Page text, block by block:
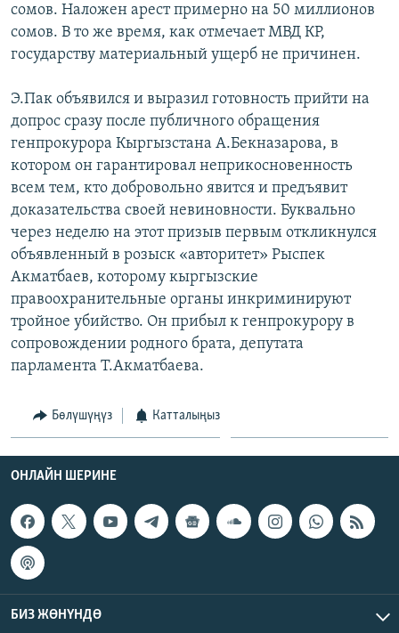
сомов. Наложен арест примерно на 50 миллионов
сомов. В то же время, как отмечает МВД КР,
государству материальный ущерб не причинен.
Э.Пак объявился и выразил готовность прийти на
допрос сразу после публичного обращения
генпрокурора Кыргызстана А.Бекназарова, в
котором он гарантировал неприкосновенность
всем тем, кто добровольно явится и предъявит
доказательства своей невиновности. Буквально
через неделю на этот призыв первым откликнулся
объявленный в розыск «авторитет» Рыспек
Акматбаев, которому кыргызские
правоохранительные органы инкриминируют
тройное убийство. Он прибыл к генпрокурору в
сопровождении родного брата, депутата
парламента Т.Акматбаева.
Бөлүшүңүз Катталыңыз
ОНЛАЙН ШЕРИНЕ
БИЗ ЖӨНҮНДӨ